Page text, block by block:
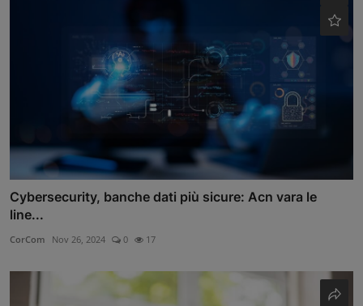
Cybersecurity, banche dati più sicure: Acn vara le
line...
CorCom Nov 26, 2024 0 17